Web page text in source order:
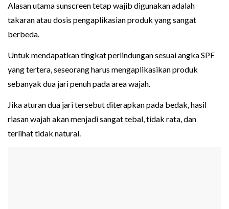
Alasan utama sunscreen tetap wajib digunakan adalah
takaran atau dosis pengaplikasian produk yang sangat
berbeda.
Untuk mendapatkan tingkat perlindungan sesuai angka SPF
yang tertera, seseorang harus mengaplikasikan produk
sebanyak dua jari penuh pada area wajah.
Jika aturan dua jari tersebut diterapkan pada bedak, hasil
riasan wajah akan menjadi sangat tebal, tidak rata, dan
terlihat tidak natural.